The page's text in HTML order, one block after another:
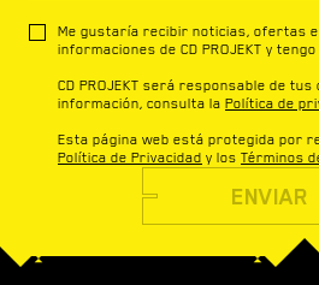
Me gustaría recibir noticias, ofertas
informaciones de CD PROJEKT y
CD PROJEKT será responsable de
información, consulta la Política de
Esta página web está protegida por
Política de Privacidad y los Términos
ENVIAR